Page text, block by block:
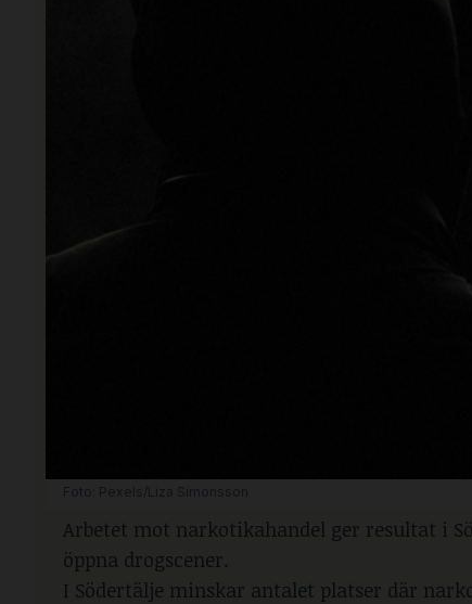
Arbetet mot narkotikahandel ger resultat i
öppna drogscener.
I Södertälje minskar antalet platser där